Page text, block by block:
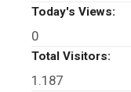
Today's Views:
0
Total Visitors:
1.187